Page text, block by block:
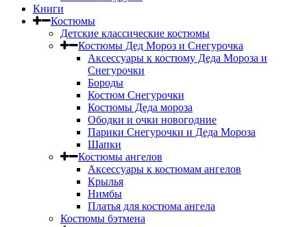
Книги
Костюмы
Детские классические костюмы
Костюмы Дед Мороз и Снегурочка
Аксессуары к костюму Деда Мороза и
Снегурочки
Бороды
Костюм Снегурочки
Костюмы Деда мороза
Ободки и очки новогодние
Парики Снегурочки и Деда Мороза
Шапки
Костюмы ангелов
Аксессуары к костюмам ангелов
Крылья
Нимбы
Платья для костюма ангела
Костюмы бэтмена